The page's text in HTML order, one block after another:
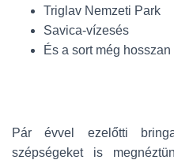
Triglav Nemzeti Park
Savica-vízesés
És a sort még
Pár évvel ezelőtti
szépségeket is